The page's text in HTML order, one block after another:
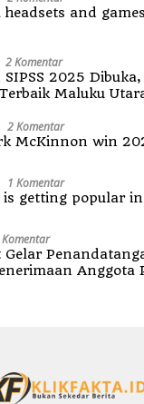
headsets and
2 Komentar
2025
Maluku
2 Komentar
McKinnon win
1 Komentar
is getting popular
Komentar
Anggota